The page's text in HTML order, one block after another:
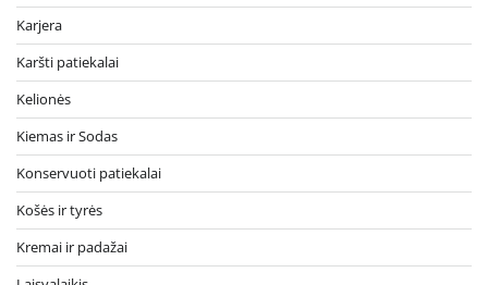
Karjera
Karšti patiekalai
Kelionės
Kiemas ir Sodas
Konservuoti patiekalai
Košės ir tyrės
Kremai ir padažai